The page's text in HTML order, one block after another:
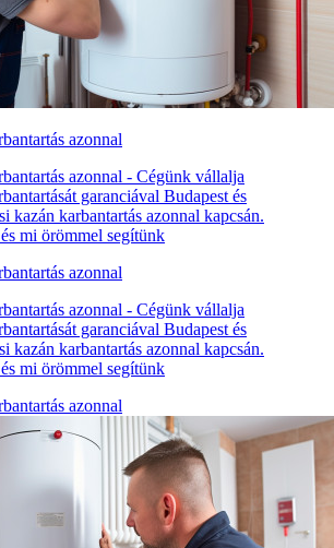
azonnal
azonnal - Cégünk vállalja
garanciával Budapest és
kazán karbantartás azonnal kapcsán.
mi örömmel segítünk
azonnal
azonnal - Cégünk vállalja
garanciával Budapest és
kazán karbantartás azonnal kapcsán.
mi örömmel segítünk
azonnal